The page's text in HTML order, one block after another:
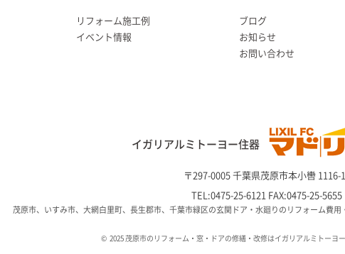
リフォーム施工例
イベント情報
ブログ
お知らせ
お問い合わせ
イガリアルミトーヨー住器
〒297-0005 千葉県茂原市本小轡 1116-
TEL:0475-25-6121 FAX:0475-25-5655
茂原市、いすみ市、大網白里町、長生郡市、千葉市緑区の玄関ドア・水廻りのリフォーム費
© 2025 茂原市のリフォーム・窓・ドアの修繕・改修はイガリアルミトーヨ